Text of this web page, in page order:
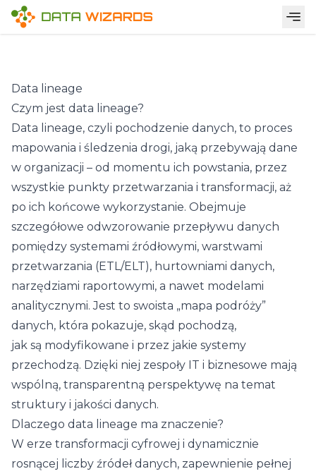
Data lineage
Czym jest data lineage?
Data lineage, czyli pochodzenie danych, to proces
mapowania i śledzenia drogi, jaką przebywają dane
w organizacji – od momentu ich powstania, przez
wszystkie punkty przetwarzania i transformacji, aż
po ich końcowe wykorzystanie. Obejmuje
szczegółowe odwzorowanie przepływu danych
pomiędzy systemami źródłowymi, warstwami
przetwarzania (ETL/ELT), hurtowniami danych,
narzędziami raportowymi, a nawet modelami
analitycznymi. Jest to swoista „mapa podróży”
danych, która pokazuje, skąd pochodzą,
jak są modyfikowane i przez jakie systemy
przechodzą. Dzięki niej zespoły IT i biznesowe mają
wspólną, transparentną perspektywę na temat
struktury i jakości danych.
Dlaczego data lineage ma znaczenie?
W erze transformacji cyfrowej i dynamicznie
rosnącej liczby źródeł danych, zapewnienie pełnej